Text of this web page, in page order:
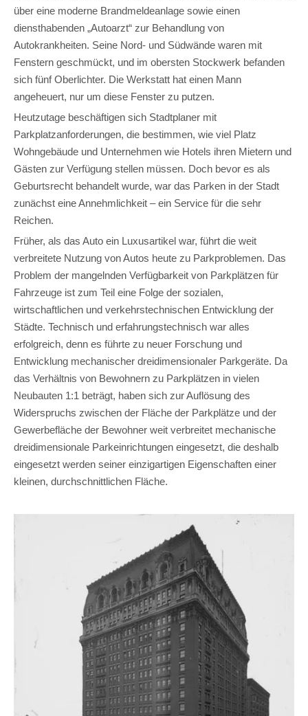
über eine moderne Brandmeldeanlage sowie einen
diensthabenden „Autoarzt“ zur Behandlung von
Autokrankheiten. Seine Nord- und Südwände waren mit
Fenstern geschmückt, und im obersten Stockwerk befanden
sich fünf Oberlichter. Die Werkstatt hat einen Mann
angeheuert, nur um diese Fenster zu putzen.
Heutzutage beschäftigen sich Stadtplaner mit
Parkplatzanforderungen, die bestimmen, wie viel Platz
Wohngebäude und Unternehmen wie Hotels ihren Mietern und
Gästen zur Verfügung stellen müssen. Doch bevor es als
Geburtsrecht behandelt wurde, war das Parken in der Stadt
zunächst eine Annehmlichkeit – ein Service für die sehr
Reichen.
Früher, als das Auto ein Luxusartikel war, führt die weit
verbreitete Nutzung von Autos heute zu Parkproblemen. Das
Problem der mangelnden Verfügbarkeit von Parkplätzen für
Fahrzeuge ist zum Teil eine Folge der sozialen,
wirtschaftlichen und verkehrstechnischen Entwicklung der
Städte. Technisch und erfahrungstechnisch war alles
erfolgreich, denn es führte zu neuer Forschung und
Entwicklung mechanischer dreidimensionaler Parkgeräte. Da
das Verhältnis von Bewohnern zu Parkplätzen in vielen
Neubauten 1:1 beträgt, haben sich zur Auflösung des
Widerspruchs zwischen der Fläche der Parkplätze und der
Gewerbefläche der Bewohner weit verbreitet mechanische
dreidimensionale Parkeinrichtungen eingesetzt, die deshalb
eingesetzt werden seiner einzigartigen Eigenschaften einer
kleinen, durchschnittlichen Fläche.